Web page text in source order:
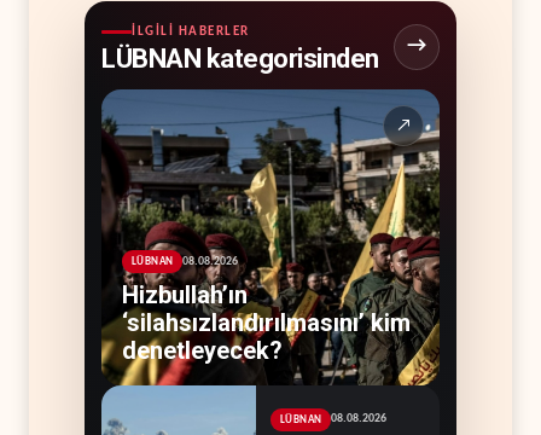
İLGILI HABERLER
LÜBNAN kategorisinden
↗
LÜBNAN 08.08.2026
Hizbullah’ın
‘silahsızlandırılmasını’ kim
denetleyecek?
LÜBNAN 08.08.2026